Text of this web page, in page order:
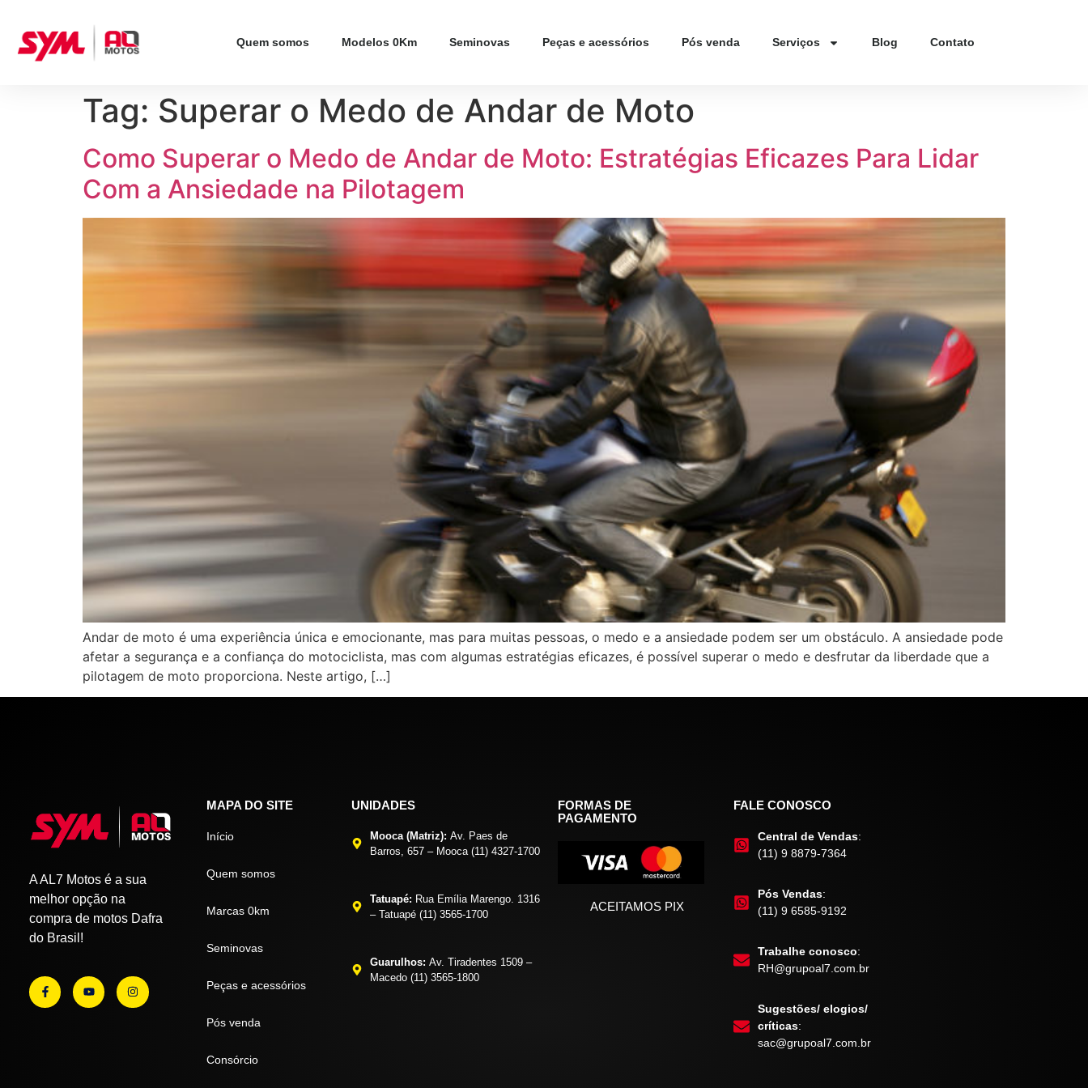
Quem somos Modelos 0Km Seminovas Peças e acessórios Pós venda Serviços Blog Contato
Tag: Superar o Medo de Andar de Moto
Como Superar o Medo de Andar de Moto: Estratégias Eficazes Para Lidar
Com a Ansiedade na Pilotagem
Andar de moto é uma experiência única e emocionante, mas para muitas pessoas, o medo e a ansiedade podem ser um obstáculo. A ansiedade pode
afetar a segurança e a confiança do motociclista, mas com algumas estratégias eficazes, é possível superar o medo e desfrutar da liberdade que a
pilotagem de moto proporciona. Neste artigo, […]
A AL7 Motos é a sua
melhor opção na
compra de motos Dafra
do Brasil!
MAPA DO SITE
Início
Quem somos
Marcas 0km
Seminovas
Peças e acessórios
Pós venda
Consórcio
UNIDADES
Mooca (Matriz): Av. Paes de
Barros, 657 – Mooca (11) 4327-1700
Tatuapé: Rua Emília Marengo. 1316
– Tatuapé (11) 3565-1700
Guarulhos: Av. Tiradentes 1509 –
Macedo (11) 3565-1800
FORMAS DE
PAGAMENTO
ACEITAMOS PIX
FALE CONOSCO
Central de Vendas:
(11) 9 8879-7364
Pós Vendas:
(11) 9 6585-9192
Trabalhe conosco:
RH@grupoal7.com.br
Sugestões/ elogios/
críticas:
sac@grupoal7.com.br